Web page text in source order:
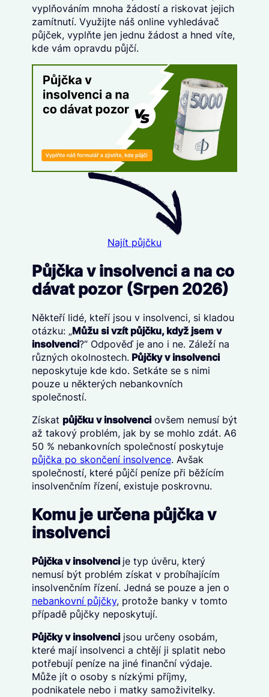
vyplňováním mnoha žádostí a riskovat jejich
zamítnutí. Využijte náš online vyhledávač
půjček, vyplňte jen jednu žádost a hned víte,
kde vám opravdu půjčí.
Najít půjčku
Půjčka v insolvenci a na co
dávat pozor (Srpen 2026)
Někteří lidé, kteří jsou v insolvenci, si kladou
otázku: „Můžu si vzít půjčku, když jsem v
insolvenci?“ Odpověď je ano i ne. Záleží na
různých okolnostech.Půjčky v insolvenci
neposkytuje kde kdo. Setkáte se s nimi
pouze u některých nebankovních
společností.
Získat půjčku v insolvenciovšem nemusí být
až takový problém, jak by se mohlo zdát. A6
50 % nebankovních společností poskytuje
půjčka po skončení insolvence. Avšak
společností, které půjčí peníze při běžícím
insolvenčním řízení, existuje poskrovnu.
Komu je určena půjčka v
insolvenci
Půjčka v insolvenci je typ úvěru, který
nemusí být problém získat v probíhajícím
insolvenčním řízení. Jedná se pouze a jen o
nebankovní půjčky, protože banky v tomto
případě půjčky neposkytují.
Půjčky v insolvencijsou určeny osobám,
které mají insolvenci a chtějí ji splatit nebo
potřebují peníze na jiné finanční výdaje.
Může jít o osoby s nízkými příjmy,
podnikatele nebo i matky samoživitelky.